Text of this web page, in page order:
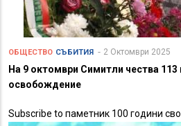
ОБЩЕСТВО СЪБИТИЯ 2 Октомври 2025
На 9 октомври Симитли чества 113
освобождение
Subscribe to паметник 100 години